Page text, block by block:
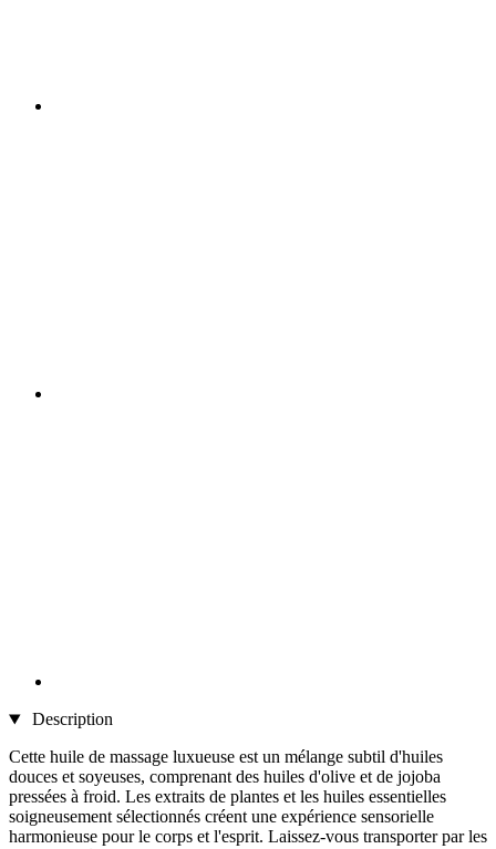
Description
Cette huile de massage luxueuse est un mélange subtil d'huiles
douces et soyeuses, comprenant des huiles d'olive et de jojoba
pressées à froid. Les extraits de plantes et les huiles essentielles
soigneusement sélectionnés créent une expérience sensorielle
harmonieuse pour le corps et l'esprit. Laissez-vous transporter par les